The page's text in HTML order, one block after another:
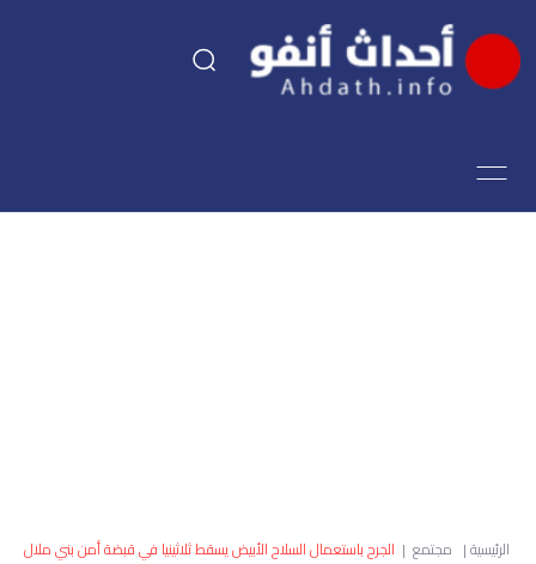
اقتصاد
العالم الرئيسية| مجتمع | الجرح باستعمال السلاح الأبيض يسقط ثلاثينيا في قبضة أمن بني ملال